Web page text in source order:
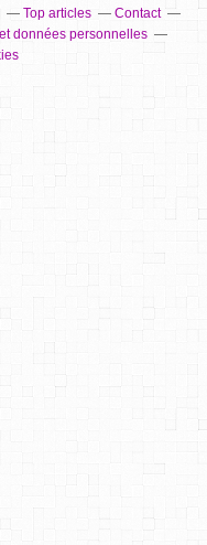
Top articles
Contact
données personnelles